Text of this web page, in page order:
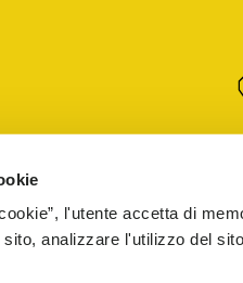
l'utente accetta di
analizzare l'utilizzo del
Handelsnamen,
zugunsten
Verkäufern gekauft
Netherlands